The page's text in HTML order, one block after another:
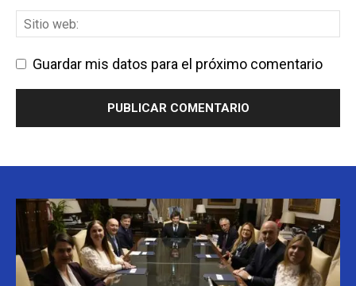
Guardar mis datos para el próximo comentario